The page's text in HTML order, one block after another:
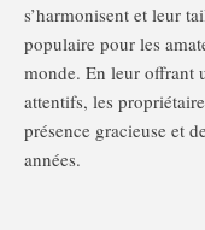
s’harmonisent et leur
populaire pour les
monde. En leur offrant
attentifs, les
présence gracieuse et
années.